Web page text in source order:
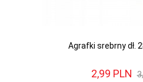
Agrafki srebrny dł.
2,99 PLN